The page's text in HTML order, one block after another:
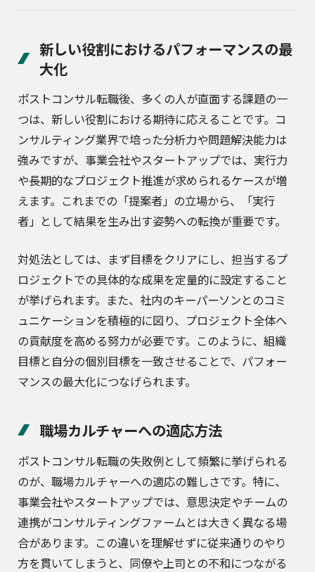
新しい役割におけるパフォーマンスの最
大化
ポストコンサル転職後、多くの人が直面する課題の一
つは、新しい役割における期待に応えることです。コ
ンサルティング業界で培った分析力や問題解決能力は
強みですが、事業会社やスタートアップでは、実行力
や長期的なプロジェクト推進が求められるケースが増
えます。これまでの「提案者」の立場から、「実行
者」として結果を生み出す姿勢への転換が重要です。
対処法としては、まず目標をクリアにし、担当するプ
ロジェクトでの具体的な成果を定量的に設定すること
が挙げられます。また、社内のキーパーソンとのコミ
ュニケーションを積極的に図り、プロジェクト全体へ
の貢献度を高める努力が必要です。このように、組織
目標と自分の個別目標を一致させることで、パフォー
マンスの最大化につなげられます。
職場カルチャーへの適応方法
ポストコンサル転職の失敗例として頻繁に挙げられる
のが、職場カルチャーへの適応の難しさです。特に、
事業会社やスタートアップでは、意思決定やチームの
連携がコンサルティングファームとは大きく異なる場
合があります。この違いを理解せずに従来通りのやり
方を貫いてしまうと、同僚や上司との不和につながる